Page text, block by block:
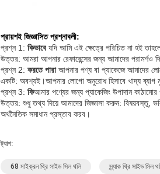
প্রায়শই জিজ্ঞাসিত প্রশ্নাবলী:
প্রশ্ন 1: কিভাবে যদি আমি এই ক্ষেত্রে পরিচিত না হই
উত্তর: আমরা আপনার রেফারেন্সের জন্য আমাদের পরামর্শও
প্রশ্ন 2: করতে পারাআপনার পণ্য বা প্যাকেজে আমাদের
একটি: অবশ্যই।আপনার লোগো অনুরোধ হিসাবে খাদ্য ব্যাগ
প্রশ্ন 3: কিআমার পণ্যের জন্য প্যাকেজিং উপাদান
উত্তর: শুধু তথ্য দিয়ে আমাদের জিজ্ঞাসা করুন: বিষয়বস্তু,
অর্থনৈতিক সমাধান প্রস্তাব করব।
ট্যাগ:
68 মাইক্রন থ্রি সাইড সিল থলি স্ন্যাক থ্রি সাইড সিল